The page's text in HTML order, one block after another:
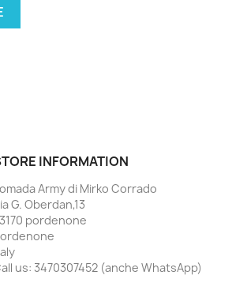
INFORMATION
Army di Mirko Corrado
G. Oberdan,13
pordenone
us: 3470307452 (anche WhatsApp)